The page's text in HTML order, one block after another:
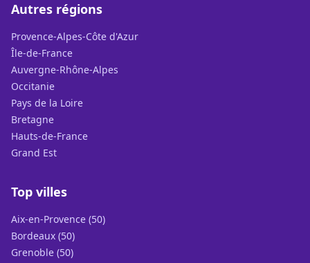
Autres régions
Provence-Alpes-Côte d'Azur
Île-de-France
Auvergne-Rhône-Alpes
Occitanie
Pays de la Loire
Bretagne
Hauts-de-France
Grand Est
Top villes
Aix-en-Provence (50)
Bordeaux (50)
Grenoble (50)